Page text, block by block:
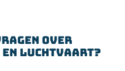
over
luchtvaart?